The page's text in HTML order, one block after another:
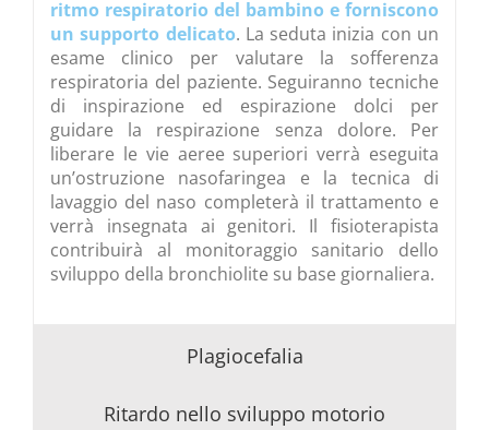
ritmo respiratorio del bambino e forniscono
un supporto delicato. La seduta inizia con un
esame clinico per valutare la sofferenza
respiratoria del paziente. Seguiranno tecniche
di inspirazione ed espirazione dolci per
guidare la respirazione senza dolore. Per
liberare le vie aeree superiori verrà eseguita
un’ostruzione nasofaringea e la tecnica di
lavaggio del naso completerà il trattamento e
verrà insegnata ai genitori. Il fisioterapista
contribuirà al monitoraggio sanitario dello
sviluppo della bronchiolite su base giornaliera.
Plagiocefalia
Ritardo nello sviluppo motorio